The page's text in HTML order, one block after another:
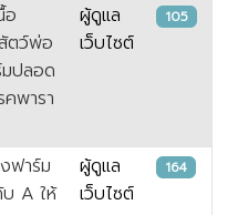
อ
ตว์พ่อ
มปลอด
คพารา
ผู้ดูแล
เว็บไซต์
105
ฟาร์ม
บ A ให้
ผู้ดูแล
เว็บไซต์
164